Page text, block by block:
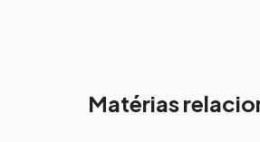
Matérias